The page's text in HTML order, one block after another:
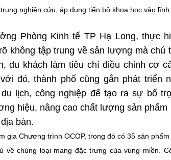
nghiên cứu, áp dụng tiến bộ khoa học vào lĩnh
Phòng Kinh tế TP Hạ Long, thực
không tập trung về sản lượng mà
du khách làm tiêu chí điều chỉnh cơ
đó, thành phố cũng gắn phát triển
lịch, công nghiệp để tạo ra sự bổ
hiệu, nâng cao chất lượng sản
bàn.
gia Chương trình OCOP, trong đó có 35 sản
về chủng loại mang đặc trưng của vùng miền.